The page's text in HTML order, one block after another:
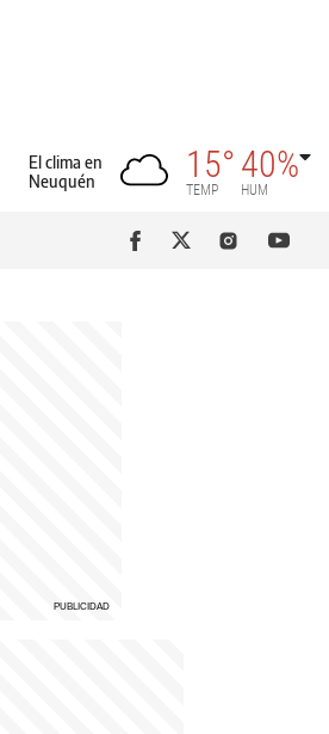
El clima en
Neuquén
15°
TEMP
40%
HUM